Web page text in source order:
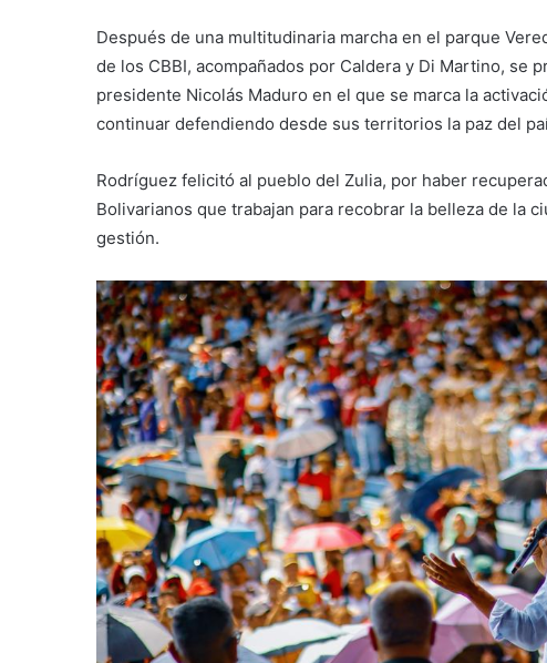
Después de una multitudinaria marcha en el parque
de los CBBI, acompañados por Caldera y Di Martino, se
presidente Nicolás Maduro en el que se marca la
continuar defendiendo desde sus territorios la paz del
Rodríguez felicitó al pueblo del Zulia, por haber
Bolivarianos que trabajan para recobrar la belleza de la
gestión.